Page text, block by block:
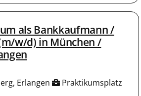
als Bankkaufmann /
w/d) in München /
Erlangen
Praktikumsplatz